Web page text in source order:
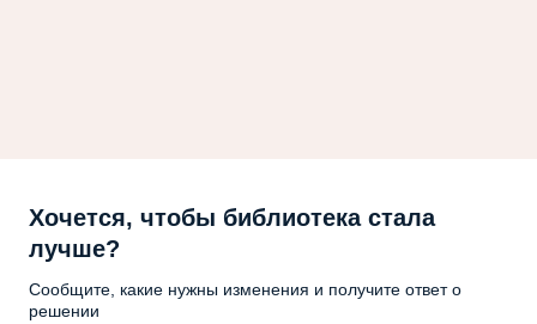
Хочется, чтобы библиотека стала
лучше?
Сообщите, какие нужны изменения и получите ответ о
решении